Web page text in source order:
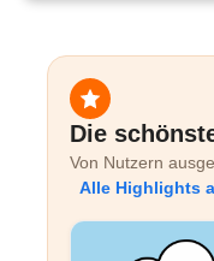
Die
Von Nutzern
Alle Highlights